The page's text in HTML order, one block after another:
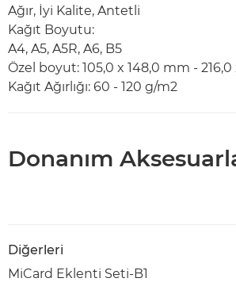
Ağır, İyi Kalite, Antetli
Kağıt Boyutu:
A4, A5, A5R, A6, B5
Özel boyut: 105,0 x 148,0 mm -
Kağıt Ağırlığı: 60 - 120 g/m2
Donanım
Diğerleri
MiCard Eklenti Seti-B1